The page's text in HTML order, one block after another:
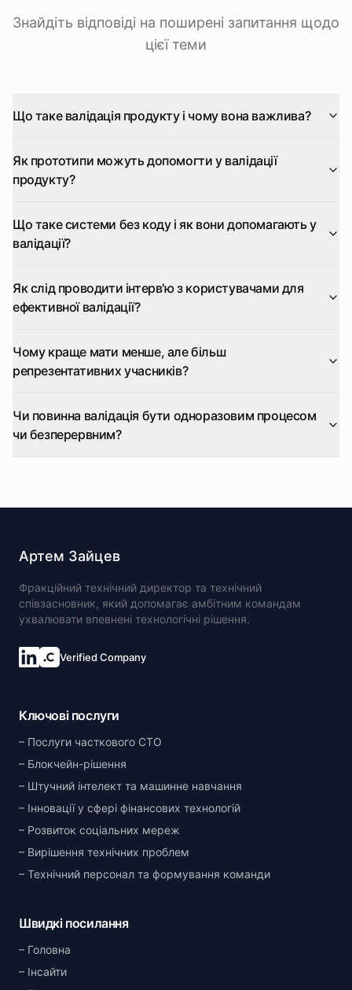
Знайдіть відповіді на поширені запитання щодо
цієї теми
Що таке валідація продукту і чому вона важлива?
Як прототипи можуть допомогти у валідації
продукту?
Що таке системи без коду і як вони допомагають у
валідації?
Як слід проводити інтерв'ю з користувачами для
ефективної валідації?
Чому краще мати менше, але більш
репрезентативних учасників?
Чи повинна валідація бути одноразовим процесом
чи безперервним?
Артем Зайцев
Фракційний технічний директор та технічний
співзасновник, який допомагає амбітним командам
ухвалювати впевнені технологічні рішення.
Verified Company
Ключові послуги
Послуги часткового CTO
Блокчейн-рішення
Штучний інтелект та машинне навчання
Інновації у сфері фінансових технологій
Розвиток соціальних мереж
Вирішення технічних проблем
Технічний персонал та формування команди
Швидкі посилання
Головна
Інсайти